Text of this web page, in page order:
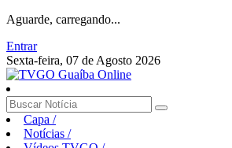
Aguarde, carregando...
Entrar
Sexta-feira, 07 de Agosto 2026
Capa /
Notícias /